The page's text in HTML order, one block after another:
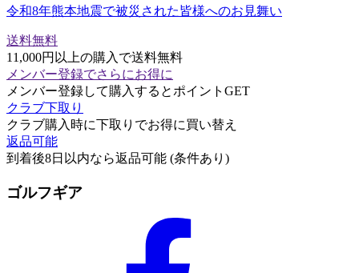
令和8年熊本地震で被災された皆様へのお見舞い
送料無料
11,000円以上の購入で送料無料
メンバー登録でさらにお得に
メンバー登録して購入するとポイントGET
クラブ下取り
クラブ購入時に下取りでお得に買い替え
返品可能
到着後8日以内なら返品可能 (条件あり)
ゴルフギア